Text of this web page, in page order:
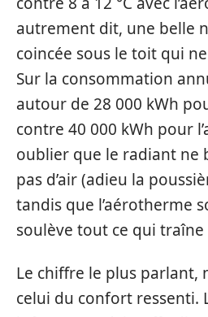
autrement dit, une belle
coincée sous le toit qui
Sur la consommation
autour de 28 000 kWh
contre 40 000 kWh pour
oublier que le radiant ne
pas d’air (adieu la
tandis que l’aérotherme
soulève tout ce qui traîne
Le chiffre le plus parlant,
celui du confort ressenti.